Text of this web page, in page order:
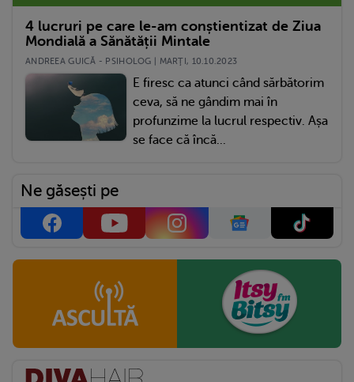
4 lucruri pe care le-am conștientizat de Ziua
Mondială a Sănătății Mintale
ANDREEA GUICĂ - PSIHOLOG | MARŢI, 10.10.2023
E firesc ca atunci când sărbătorim
ceva, să ne gândim mai în
profunzime la lucrul respectiv. Așa
se face că încă...
Ne găsești pe